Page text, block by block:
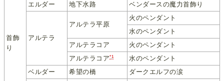
首飾
り
エルダー
地下水路 ベンダースの魔力首飾り
アルテラ
アルテラ平原
火のペンダント
水のペンダント
アルテラコア
火のペンダント
アルテラコア*1
水のペンダント
ベルダー
希望の橋
ダークエルフの涙